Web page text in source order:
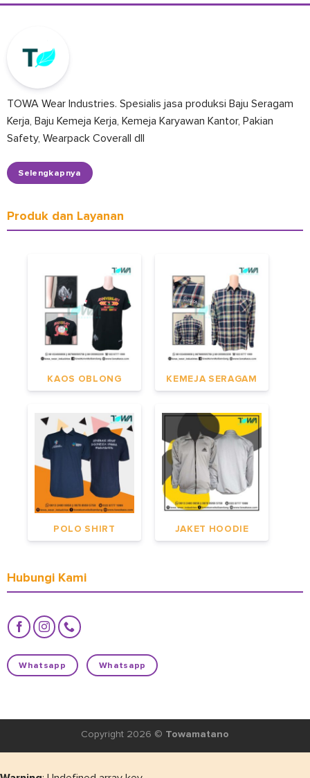
TOWA Wear Industries. Spesialis jasa produksi Baju Seragam
Kerja, Baju Kemeja Kerja, Kemeja Karyawan Kantor, Pakian
Safety, Wearpack Coverall dll
Selengkapnya
Produk dan Layanan
KAOS OBLONG KEMEJA SERAGAM
POLO SHIRT JAKET HOODIE
Hubungi Kami
Whatsapp Whatsapp
Copyright 2026 © Towamatano